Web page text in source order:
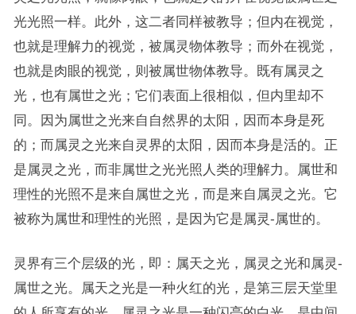
光光照一样。此外，这二者同样被教导；但内在视觉，
也就是理解力的视觉，被属灵物体教导；而外在视觉，
也就是肉眼的视觉，则被属世物体教导。既有属灵之
光，也有属世之光；它们表面上很相似，但内里却不
同。因为属世之光来自自然界的太阳，因而本身是死
的；而属灵之光来自灵界的太阳，因而本身是活的。正
是属灵之光，而非属世之光光照人类的理解力。属世和
理性的光照不是来自属世之光，而是来自属灵之光。它
被称为属世和理性的光照，是因为它是属灵-属世的。
灵界有三个层级的光，即：属天之光，属灵之光和属灵-
属世之光。属天之光是一种火红的光，是第三层天堂里